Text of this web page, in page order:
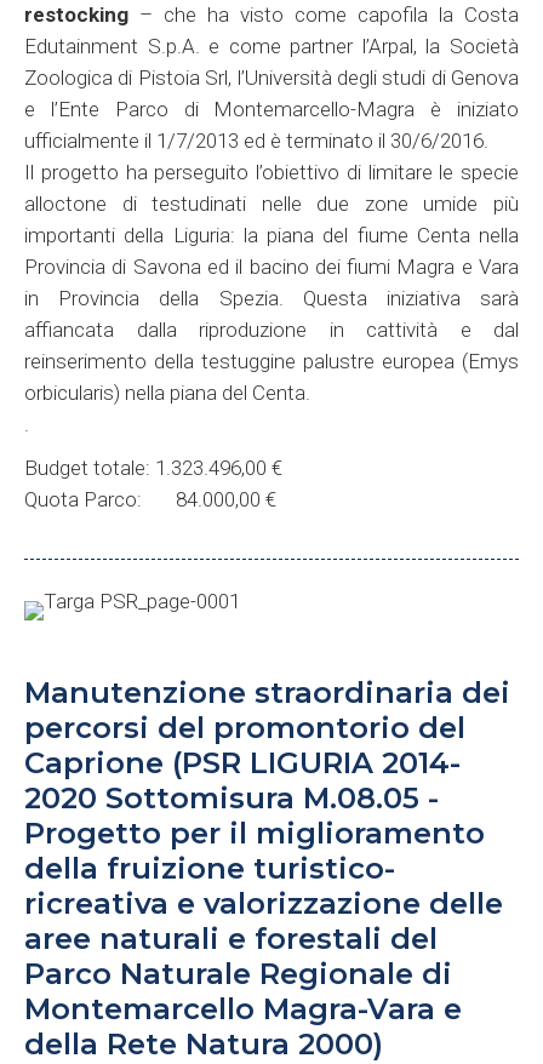
restocking – che ha visto come capofila la Costa
Edutainment S.p.A. e come partner l’Arpal, la Società
Zoologica di Pistoia Srl, l’Università degli studi di Genova
e l’Ente Parco di Montemarcello-Magra è iniziato
ufficialmente il 1/7/2013 ed è terminato il 30/6/2016.
Il progetto ha perseguito l’obiettivo di limitare le specie
alloctone di testudinati nelle due zone umide più
importanti della Liguria: la piana del fiume Centa nella
Provincia di Savona ed il bacino dei fiumi Magra e Vara
in Provincia della Spezia. Questa iniziativa sarà
affiancata dalla riproduzione in cattività e dal
reinserimento della testuggine palustre europea (Emys
orbicularis) nella piana del Centa.
Budget totale: 1.323.496,00 €
Quota Parco: 84.000,00 €
Manutenzione straordinaria dei
percorsi del promontorio del
Caprione (PSR LIGURIA 2014-
2020 Sottomisura M.08.05 -
Progetto per il miglioramento
della fruizione turistico-
ricreativa e valorizzazione delle
aree naturali e forestali del
Parco Naturale Regionale di
Montemarcello Magra-Vara e
della Rete Natura 2000)